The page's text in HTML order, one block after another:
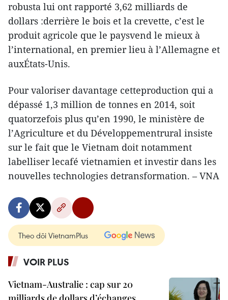
robusta lui ont rapporté 3,62 milliards de
dollars :derrière le bois et la crevette, c’est le
produit agricole que le paysvend le mieux à
l’international, en premier lieu à l’Allemagne et
auxÉtats-Unis.
Pour valoriser davantage cetteproduction qui a
dépassé 1,3 million de tonnes en 2014, soit
quatorzefois plus qu’en 1990, le ministère de
l’Agriculture et du Développementrural insiste
sur le fait que le Vietnam doit notamment
labelliser lecafé vietnamien et investir dans les
nouvelles technologies detransformation. – VNA
Theo dõi VietnamPlus
VOIR PLUS
Vietnam-Australie : cap sur 20